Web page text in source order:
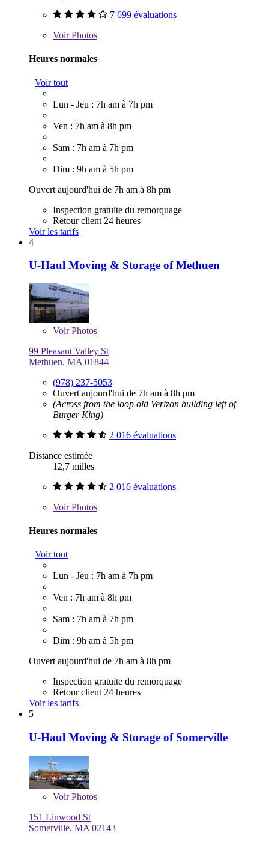
7 699 évaluations
VoirPhotos
Heures normales
Voir tout
Lun - Jeu : 7h am à 7h pm
Ven : 7h am à 8h pm
Sam : 7h am à 7h pm
Dim : 9h am à 5h pm
Ouvert aujourd'hui de 7h am à 8h pm
Inspection gratuite du remorquage
Retour client 24 heures
Voir les tarifs
4
U-Haul Moving & Storage of Methuen
VoirPhotos
99 Pleasant Valley St
Methuen, MA 01844
(978) 237-5053
Ouvert aujourd'hui de 7h am à 8h pm
(Across from the loop old Verizon building left of
Burger King)
2 016 évaluations
Distance estimée
12,7 milles
2 016 évaluations
VoirPhotos
Heures normales
Voir tout
Lun - Jeu : 7h am à 7h pm
Ven : 7h am à 8h pm
Sam : 7h am à 7h pm
Dim : 9h am à 5h pm
Ouvert aujourd'hui de 7h am à 8h pm
Inspection gratuite du remorquage
Retour client 24 heures
Voir les tarifs
5
U-Haul Moving & Storage of Somerville
VoirPhotos
151 Linwood St
Somerville, MA 02143